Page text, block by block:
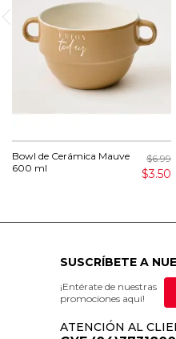
Bowl de Cerámica Mauve
600 ml
$6.99
$3.50
SUSCRÍBETE A
¡Entérate de nuestras
promociones aquí!
ATENCIÓN AL